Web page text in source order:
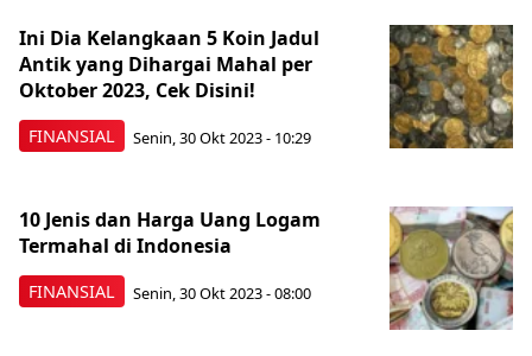
FINANSIAL
Ini Dia Kelangkaan 5 Koin Jadul
Antik yang Dihargai Mahal per
Oktober 2023, Cek Disini!
Senin, 30 Okt 2023 - 10:29
FINANSIAL
10 Jenis dan Harga Uang Logam
Termahal di Indonesia
Senin, 30 Okt 2023 - 08:00